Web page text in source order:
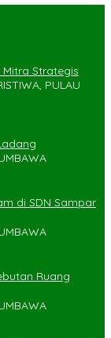
Mitra Strategis
PULAU
di SDN Sampar
Ruang